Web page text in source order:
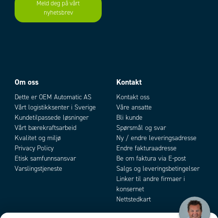
Add to existing cart row
Meld deg på vårt
nyhetsbrev
Om oss
Dette er OEM Automatic AS
Vårt logistikksenter i Sverige
Kundetilpassede løsninger
Vårt bærekraftsarbeid
Kvalitet og miljø
Privacy Policy
Etisk samfunnsansvar
Varslingstjeneste
Kontakt
Kontakt oss
Våre ansatte
Bli kunde
Spørsmål og svar
Ny / endre leveringsadresse
Endre fakturaadresse
Be om faktura via E-post
Salgs og leveringsbetingelser
Linker til andre firmaer i
konsernet
Nettstedkart